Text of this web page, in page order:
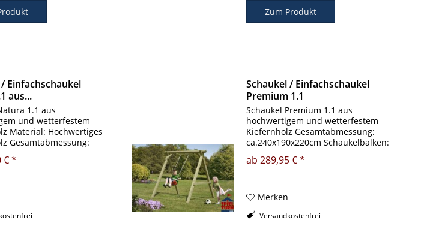
Zum Produkt
Einfachschaukel
aus...
1.1 aus
und wetterfestem
Material: Hochwertiges
Gesamtabmessung:
Kreuzholz Pfosten:
€ *
Schaukel / Einfachschaukel
Premium 1.1
Schaukel Premium 1.1 aus
hochwertigem und wetterfestem
Kiefernholz Gesamtabmessung:
ca.240x190x220cm Schaukelbalken:
9x9cm Kreuzholz Sehr massive und
ab 289,95 € *
Merken
Versandkostenfrei